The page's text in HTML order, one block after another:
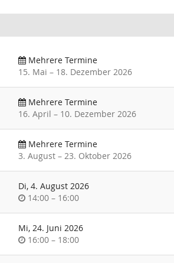
Mehrere Termine
15. Mai –bis
18. Dezember 2026
Mehrere Termine
16. April –bis
10. Dezember 2026
Mehrere Termine
3. August –bis
23. Oktober 2026
Di, 4. August 2026
Uhrzeit
14:00 –bis
16:00
Mi, 24. Juni 2026
Uhrzeit
16:00 –bis
18:00